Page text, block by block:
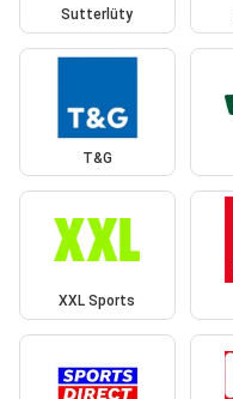
Sutterlüty
T&G
XXL Sports